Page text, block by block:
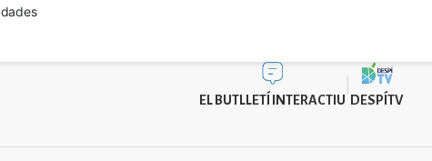
dades
EL BUTLLETÍ INTERACTIU DESPÍTV